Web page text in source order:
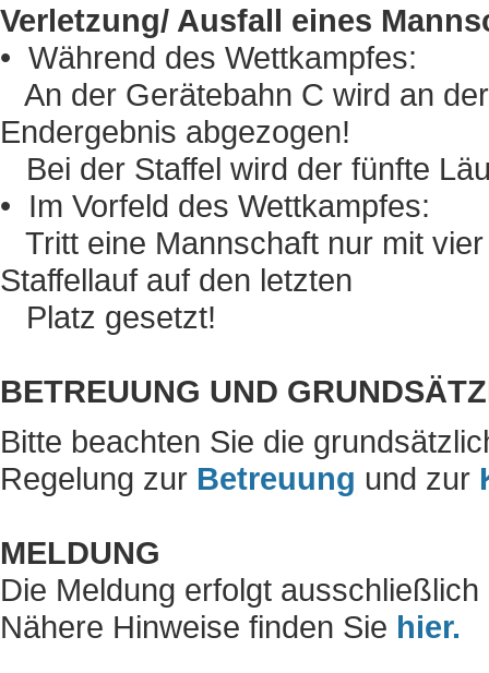
Verletzung/ Ausfall eines
• Während des Wettkampfes:
An der Gerätebahn C wird an
Endergebnis abgezogen!
Bei der Staffel wird der fünfte
• Im Vorfeld des Wettkampfes:
Tritt eine Mannschaft nur mit
Staffellauf auf den letzten
Platz gesetzt!
BETREUUNG UND
Bitte beachten Sie die
Regelung zur Betreuung und zur
MELDUNG
Die Meldung erfolgt
Nähere Hinweise finden Sie hier.